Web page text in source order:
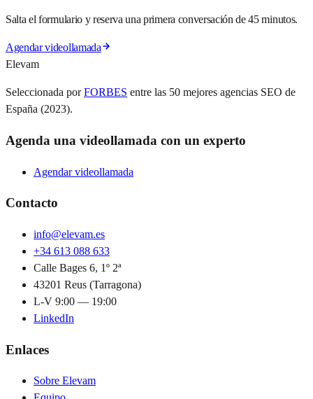
Salta el formulario y reserva una primera conversación de 45 minutos.
Agendar videollamada
Elevam
Seleccionada por FORBES entre las 50 mejores agencias SEO de
España (2023).
Agenda una videollamada con un experto
Agendar videollamada
Contacto
info@elevam.es
+34 613 088 633
Calle Bages 6, 1º 2ª
43201 Reus (Tarragona)
L-V 9:00 — 19:00
LinkedIn
Enlaces
Sobre Elevam